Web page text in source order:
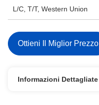
L/C, T/T, Western Union
Ottieni Il Miglior Prezzo
Informazioni Dettagliate